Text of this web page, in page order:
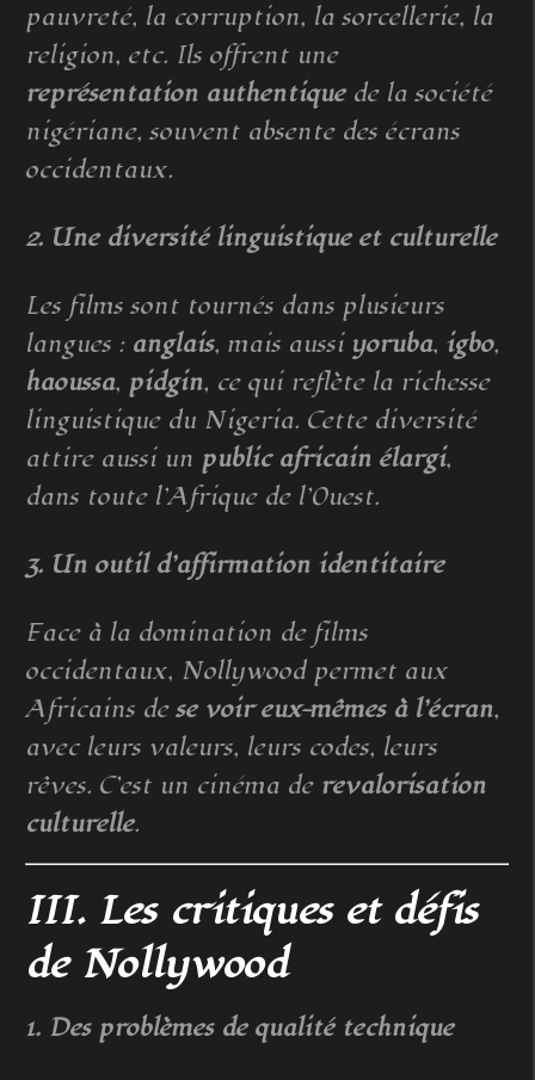
pauvreté, la corruption, la sorcellerie, la
religion, etc. Ils offrent une
représentation authentiquede la société
nigériane, souvent absente des écrans
occidentaux.
2. Une diversité linguistique et culturelle
Les films sont tournés dans plusieurs
langues : anglais, mais aussi yoruba, igbo,
haoussa, pidgin, ce qui reflète la richesse
linguistique du Nigeria. Cette diversité
attire aussi un public africain élargi,
dans toute l’Afrique de l’Ouest.
3. Un outil d’affirmation identitaire
Face à la domination de films
occidentaux, Nollywood permet aux
Africains de se voir eux-mêmes à l’écran,
avec leurs valeurs, leurs codes, leurs
rêves. C’est un cinéma de revalorisation
culturelle.
III. Les critiques et défis
de Nollywood
1. Des problèmes de qualité technique